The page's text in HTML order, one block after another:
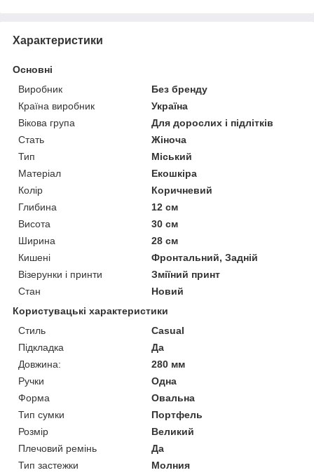
Характеристики
Основні
Виробник
Без бренду
Країна виробник
Україна
Вікова група
Для дорослих і підлітків
Стать
Жіноча
Тип
Міський
Матеріал
Екошкіра
Колір
Коричневий
Глибина
12 см
Висота
30 см
Ширина
28 см
Кишені
Фронтальний, Задній
Візерунки і принти
Зміїний принт
Стан
Новий
Користувацькі характеристики
Стиль
Casual
Підкладка
Да
Довжина:
280 мм
Ручки
Одна
Форма
Овальна
Тип сумки
Портфель
Розмір
Великий
Плечовий ремінь
Да
Тип застежки
Молния